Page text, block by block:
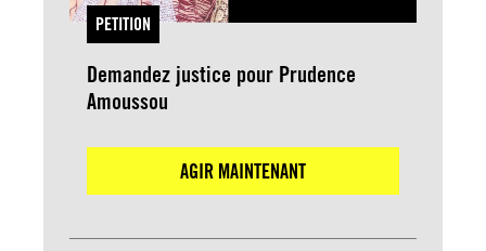
PETITION
Demandez justice pour Prudence
Amoussou
AGIR MAINTENANT